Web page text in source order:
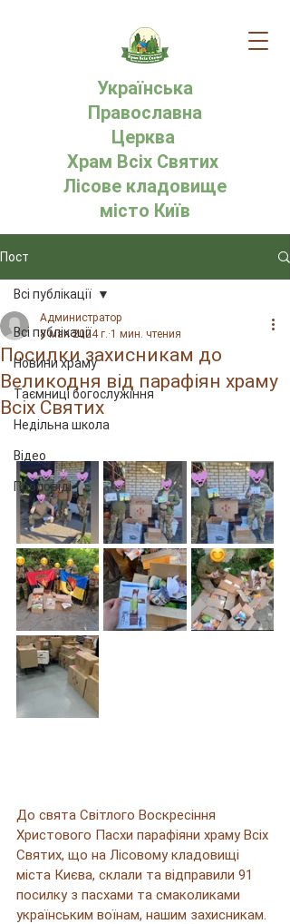
Українська
Православна
Церква
Храм Всіх Святих
Лісове кладовище
місто Київ
Пост
Всі публікації
Новини храму
Таємниці богослужіння
Недільна школа
Відео
Проповіді
Всі публікації
Посилки захисникам до
Великодня від парафіян храму
Всіх Святих
Администратор
8 мая 2024 г. 1 мин. чтения
До свята Світлого Воскресіння
Христового Пасхи парафіяни храму Всіх
Святих, що на Лісовому кладовищі
міста Києва, склали та відправили 91
посилку з пасхами та смаколиками
українським воїнам, нашим захисникам.